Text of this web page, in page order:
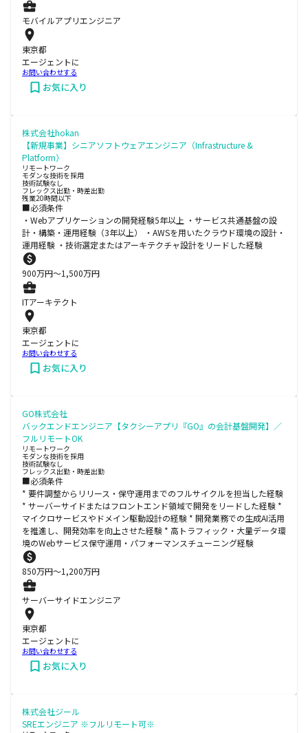
モバイルアプリエンジニア
東京都
エージェントに
お問い合わせする
お気に入り
株式会社hokan
【新規事業】シニアソフトウェアエンジニア（Infrastructure &
Platform）
リモートワーク
モダンな技術を採用
技術試験なし
フレックス出勤・時差出勤
残業20時間以下
■必須条件
・Webアプリケーションの開発経験5年以上 ・サービス共通基盤の設
計・構築・運用経験（3年以上） ・AWSを用いたクラウド環境の設計・
運用経験 ・技術選定またはアーキテクチャ設計をリードした経験
900万円〜1,500万円
ITアーキテクト
東京都
エージェントに
お問い合わせする
お気に入り
GO株式会社
バックエンドエンジニア【タクシーアプリ『GO』の会計基盤開発】／
フルリモートOK
リモートワーク
モダンな技術を採用
技術試験なし
フレックス出勤・時差出勤
■必須条件
* 要件調整からリリース・保守運用までのフルサイクルを担当した経験
* サーバーサイドまたはフロントエンド領域で開発をリードした経験 *
マイクロサービスやドメイン駆動設計の経験 * 開発業務での生成AI活用
を推進し、開発効率を向上させた経験 * 高トラフィック・大量データ環
境のWebサービス保守運用・パフォーマンスチューニング経験
850万円〜1,200万円
サーバーサイドエンジニア
東京都
エージェントに
お問い合わせする
お気に入り
株式会社ジール
SREエンジニア ※フルリモート可※